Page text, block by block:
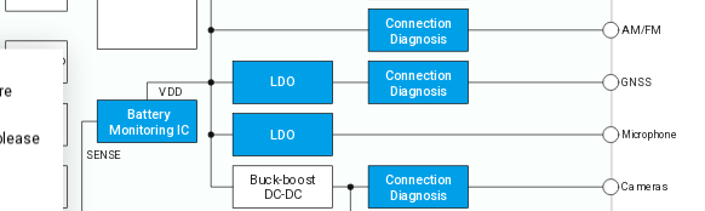
®
AM/FM
GNSS
Ca meras
Microphone
Buck-boost
DC-DC
SENSE
VDD
Battery
MonitoringIC LDO
LDO
Diagnosis
Connection
Diagnosis
Connection
Diagnosis
Connection